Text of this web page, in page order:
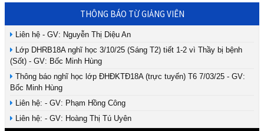
THÔNG BÁO TỪ GIẢNG VIÊN
Liên hệ - GV: Nguyễn Thị Diệu An
Lớp DHRB18A nghĩ học 3/10/25 (Sáng T2) tiết 1-2 vì Thầy bị bệnh
(Sốt) - GV: Bốc Minh Hùng
Thông báo nghĩ học lớp ĐHĐKTĐ18A (trực tuyến) T6 7/03/25 - GV:
Bốc Minh Hùng
Liên hệ: - GV: Phạm Hồng Công
Liên hệ: - GV: Hoàng Thị Tú Uyên